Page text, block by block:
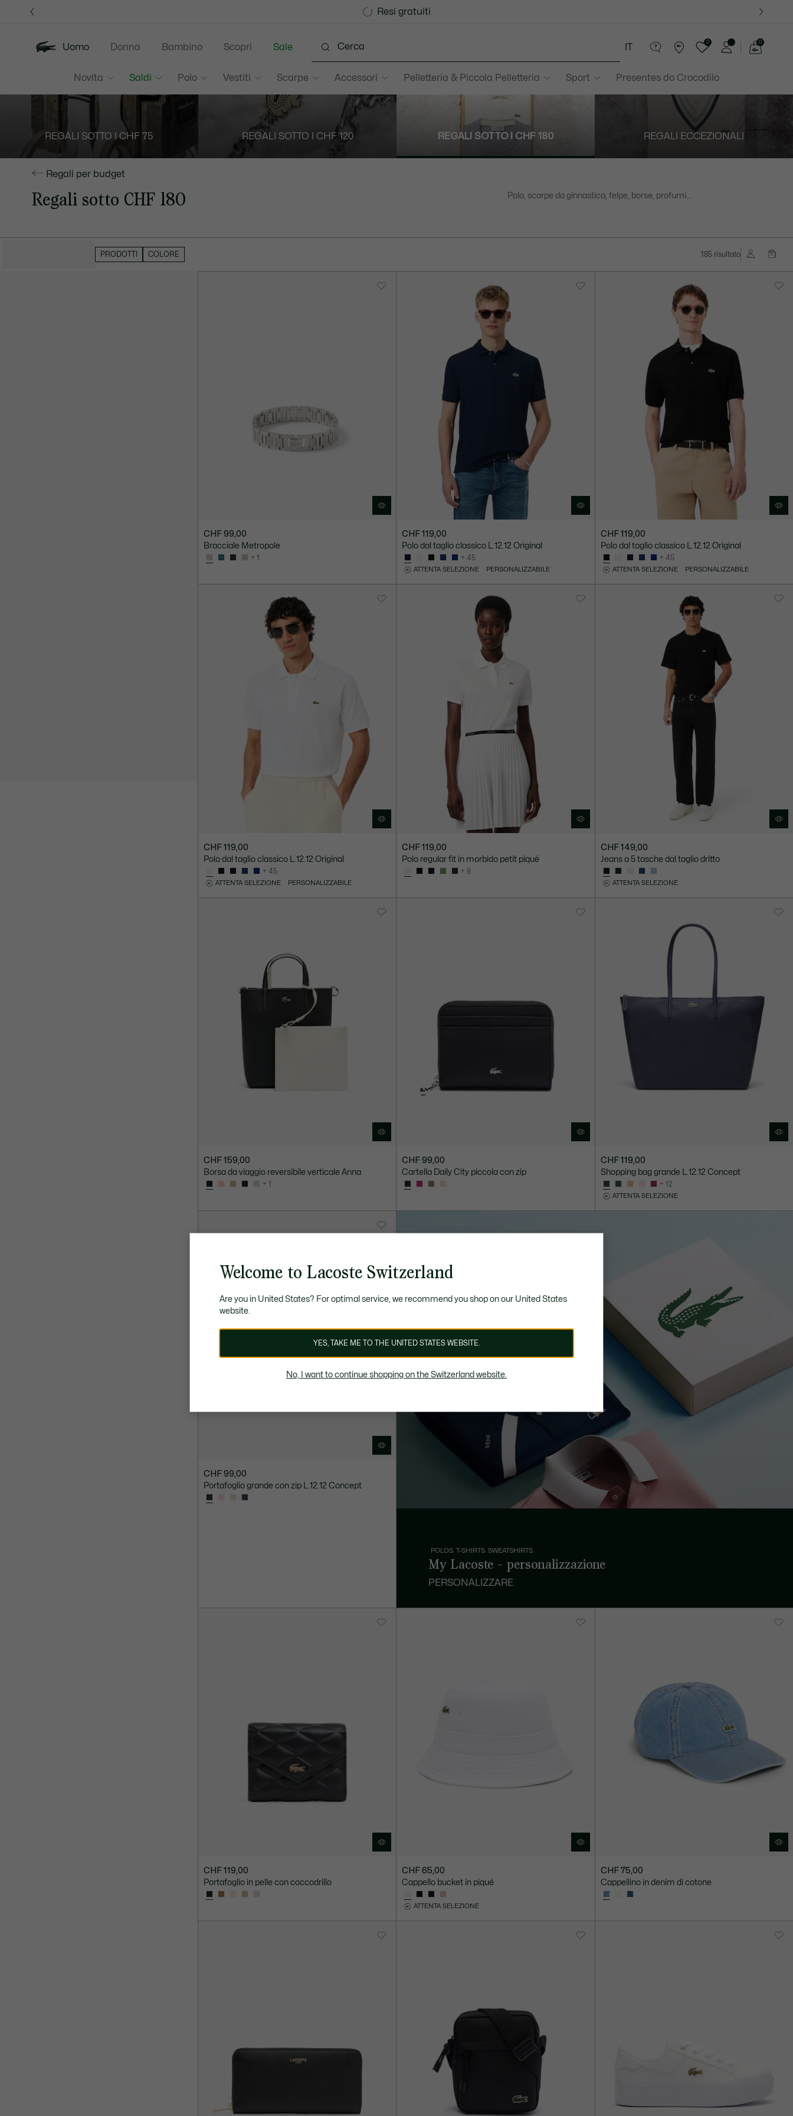
Resi gratuiti
Unisciti un Lacoste Member!
Sale fino al 50%
Uomo
Novita Saldi Polo Vestiti Scarpe Accessori Pelletteria & Piccola Pelletteria Sport Presentes do Crocodilo
Donna Bambino Scopri Sale
0 0
REGALI SOTTO I CHF 75 REGALI SOTTO I CHF 120 REGALI SOTTO I CHF 180 REGALI ECCEZIONALI
Regali per budget
Regali sotto CHF 180 Polo, scarpe da ginnastica, felpe, borse, profumi...
PRODOTTI COLORE 185 risultato
CHF 99,00
Bracciale Metropole
+ 1
CHF 119,00
Polo dal taglio classico L.12.12 Original
+ 45
ATTENTA SELEZIONE PERSONALIZZABILE
CHF 119,00
Polo dal taglio classico L.12.12 Original
+ 45
ATTENTA SELEZIONE PERSONALIZZABILE
CHF 119,00
Polo dal taglio classico L.12.12 Original
+ 45
ATTENTA SELEZIONE PERSONALIZZABILE
CHF 119,00
Polo regular fit in morbido petit piqué
+ 8
CHF 149,00
Jeans a 5 tasche dal taglio dritto
ATTENTA SELEZIONE
CHF 159,00
Borsa da viaggio reversibile verticale Anna
+ 1
CHF 99,00
Cartella Daily City piccola con zip
CHF 119,00
Shopping bag grande L.12.12 Concept
+ 12
ATTENTA SELEZIONE
CHF 99,00
Portafoglio grande con zip L.12.12 Concept
POLOS. T-SHIRTS. SWEATSHIRTS.
My Lacoste - personalizzazione
PERSONALIZZARE
CHF 119,00
Portafoglio in pelle con coccodrillo
CHF 65,00
Cappello bucket in piqué
ATTENTA SELEZIONE
CHF 75,00
Cappellino in denim di cotone
Welcome to Lacoste Switzerland
Are you in United States? For optimal service, we recommend you shop on our United States
website.
YES, TAKE ME TO THE UNITED STATES WEBSITE.
No, I want to continue shopping on the Switzerland website.